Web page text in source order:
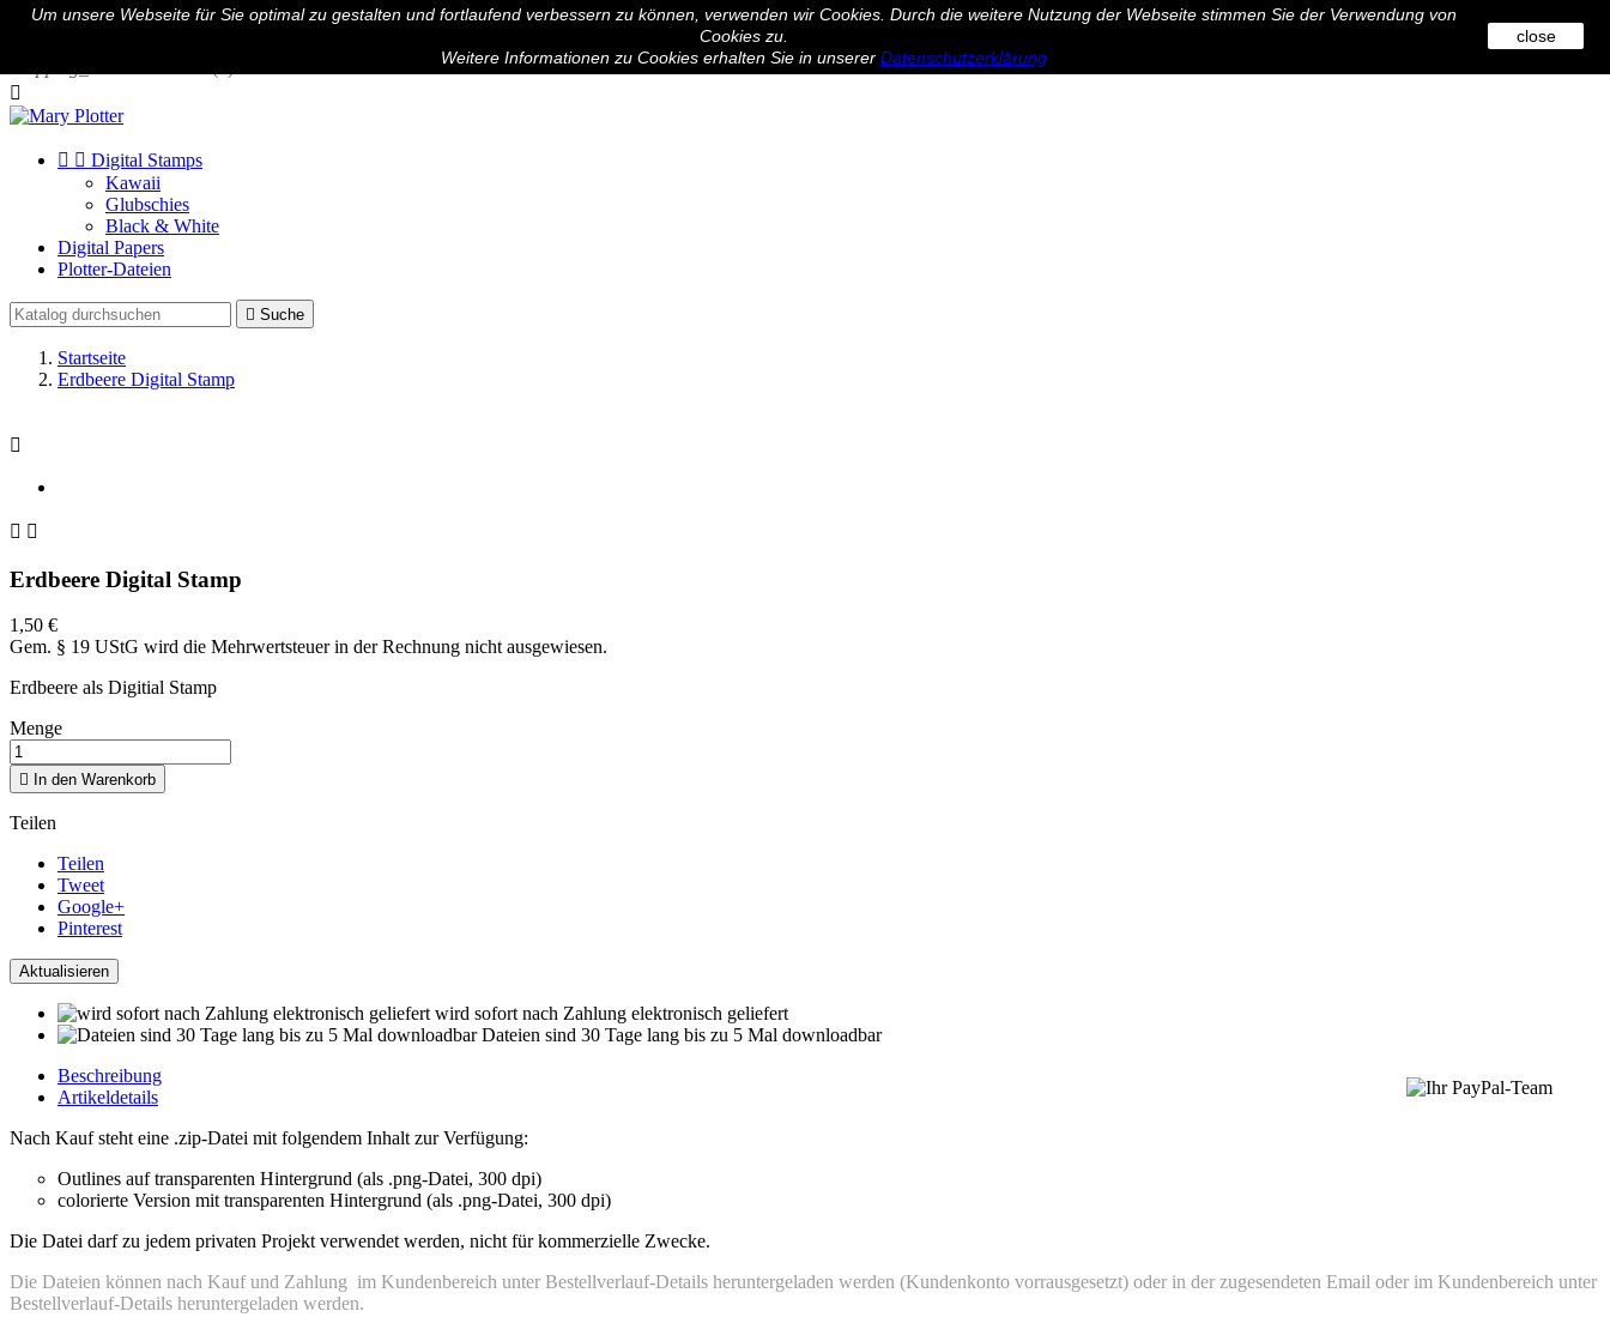
Kontakt

  Digital Stamps
Kawaii
Glubschies
Black & White
Digital Papers
Plotter-Dateien
 Suche
Startseite
Erdbeere Digital Stamp

 
Erdbeere Digital Stamp
1,50 €
Gem. § 19 UStG wird die Mehrwertsteuer in der Rechnung nicht ausgewiesen.
Erdbeere als Digitial Stamp
Menge
 In den Warenkorb
Teilen
Teilen
Tweet
Google+
Pinterest
wird sofort nach Zahlung elektronisch geliefert
Dateien sind 30 Tage lang bis zu 5 Mal downloadbar
Beschreibung
Artikeldetails
Nach Kauf steht eine .zip-Datei mit folgendem Inhalt zur Verfügung:
Outlines auf transparenten Hintergrund (als .png-Datei, 300 dpi)
colorierte Version mit transparenten Hintergrund (als .png-Datei, 300 dpi)
Die Datei darf zu jedem privaten Projekt verwendet werden, nicht für kommerzielle Zwecke.
Die Dateien können nach Kauf und Zahlung im Kundenbereich unter Bestellverlauf-Details heruntergeladen werden (Kundenkonto vorrausgesetzt) oder in der zugesendeten Email oder im Kundenbereich unter
Bestellverlauf-Details heruntergeladen werden.
Um unsere Webseite für Sie optimal zu gestalten und fortlaufend verbessern zu können, verwenden wir Cookies. Durch die weitere Nutzung der Webseite stimmen Sie der Verwendung von
Cookies zu.
Weitere Informationen zu Cookies erhalten Sie in unserer Datenschutzerklärung
close